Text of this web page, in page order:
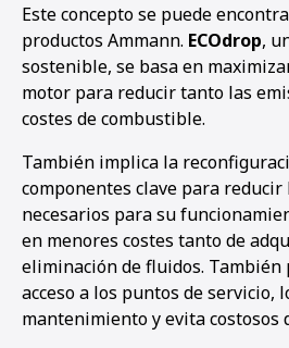
Este concepto se puede
productos Ammann. ECOdrop,
sostenible, se basa en
motor para reducir tanto las
costes de combustible.
También implica la
componentes clave para
necesarios para su
en menores costes tanto de
eliminación de fluidos.
acceso a los puntos de servicio,
mantenimiento y evita costosos